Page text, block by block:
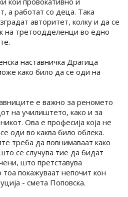
а работат со деца. Така
авторитет, колку и да се
на третоодделенци во едно
наставничка Драгица
како било да се оди на
е важно за реномето
на училиштето, како и за
Ова е професија која не
оди во каква било облека.
треба да повнимаваат како
се случува тие да бидат
што претставува
тоа покажуваат непочит кон
- смета Поповска.